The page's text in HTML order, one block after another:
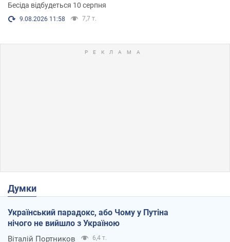
Бесіда відбудеться 10 серпня
9.08.2026 11:58 7,7 т.
Думки
Український парадокс, або Чому у Путіна
нічого не вийшло з Україною
Віталій Портников 6,4 т.